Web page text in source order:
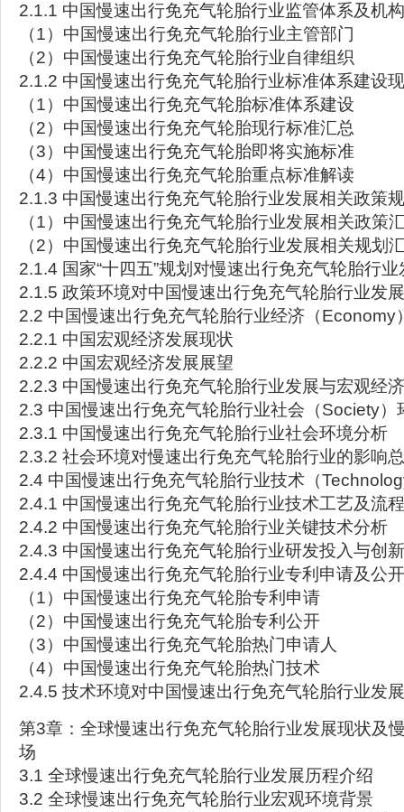
2.1.1 中国慢速出行免充气轮胎行业监管体系及机
（1）中国慢速出行免充气轮胎行业主管部门
（2）中国慢速出行免充气轮胎行业自律组织
2.1.2 中国慢速出行免充气轮胎行业标准体系建设
（1）中国慢速出行免充气轮胎标准体系建设
（2）中国慢速出行免充气轮胎现行标准汇总
（3）中国慢速出行免充气轮胎即将实施标准
（4）中国慢速出行免充气轮胎重点标准解读
2.1.3 中国慢速出行免充气轮胎行业发展相关政策
（1）中国慢速出行免充气轮胎行业发展相关政策
（2）中国慢速出行免充气轮胎行业发展相关规划
2.1.4 国家“十四五”规划对慢速出行免充气轮胎行
2.1.5 政策环境对中国慢速出行免充气轮胎行业发
2.2 中国慢速出行免充气轮胎行业经济（Economy
2.2.1 中国宏观经济发展现状
2.2.2 中国宏观经济发展展望
2.2.3 中国慢速出行免充气轮胎行业发展与宏观经
2.3 中国慢速出行免充气轮胎行业社会（Society）
2.3.1 中国慢速出行免充气轮胎行业社会环境分析
2.3.2 社会环境对慢速出行免充气轮胎行业的影响
2.4 中国慢速出行免充气轮胎行业技术（
2.4.1 中国慢速出行免充气轮胎行业技术工艺及流程
2.4.2 中国慢速出行免充气轮胎行业关键技术分析
2.4.3 中国慢速出行免充气轮胎行业研发投入与创
2.4.4 中国慢速出行免充气轮胎行业专利申请及公
（1）中国慢速出行免充气轮胎专利申请
（2）中国慢速出行免充气轮胎专利公开
（3）中国慢速出行免充气轮胎热门申请人
（4）中国慢速出行免充气轮胎热门技术
2.4.5 技术环境对中国慢速出行免充气轮胎行业发
第3章：全球慢速出行免充气轮胎行业发展现状及
场
3.1 全球慢速出行免充气轮胎行业发展历程介绍
3.2 全球慢速出行免充气轮胎行业宏观环境背景